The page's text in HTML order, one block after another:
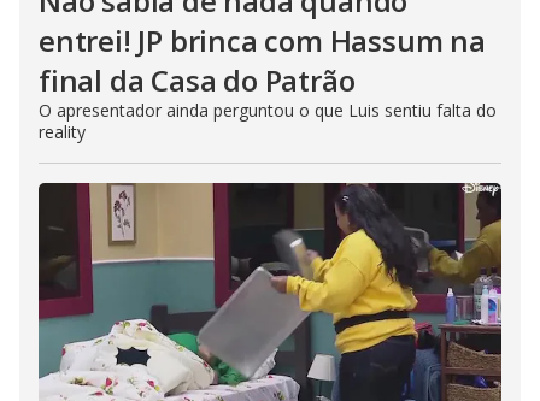
entrei! JP brinca com Hassum na
final da Casa do Patrão
O apresentador ainda perguntou o que Luis sentiu falta do
reality